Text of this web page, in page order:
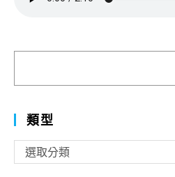
類型
型
選取分類